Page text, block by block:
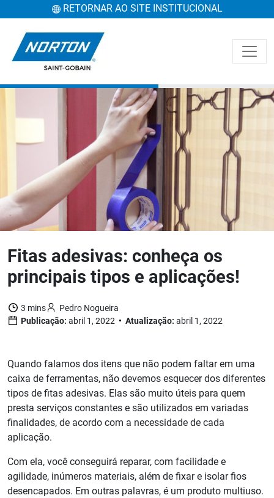
RETORNAR AO SITE INSTITUCIONAL
Fitas adesivas: conheça os
principais tipos e aplicações!
3 mins
Pedro Nogueira
Publicação: abril 1, 2022 Atualização: abril 1, 2022
Quando falamos dos itens que não podem faltar em uma
caixa de ferramentas, não devemos esquecer dos diferentes
tipos de fitas adesivas. Elas são muito úteis para quem
presta serviços constantes e são utilizados em variadas
finalidades, de acordo com a necessidade de cada
aplicação.
Com ela, você conseguirá reparar, com facilidade e
agilidade, inúmeros materiais, além de fixar e isolar fios
desencapados. Em outras palavras, é um produto multiuso.